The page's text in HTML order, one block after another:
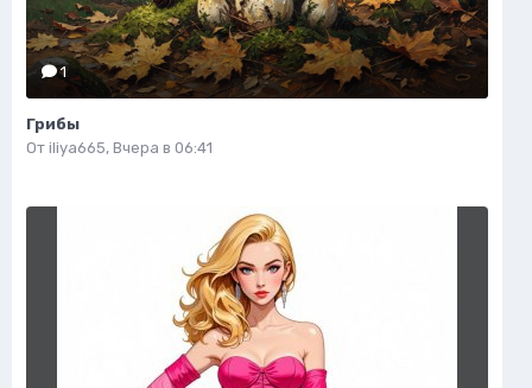
1
Грибы
От iliya665, Вчера в 06:41